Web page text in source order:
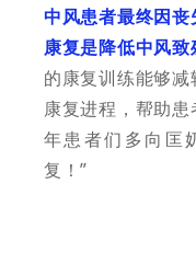
中风患者最终因丧
康复是降低中风
的康复训练能够
康复进程，帮助
年患者们多向匡
复！”